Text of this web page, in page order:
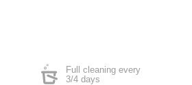
Iron
Full cleaning every
3/4 days